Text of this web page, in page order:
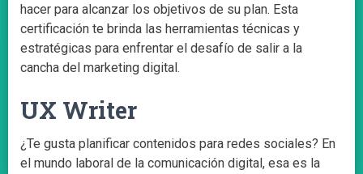
hacer para alcanzar los objetivos de su plan. Esta
certificación te brinda las herramientas técnicas y
estratégicas para enfrentar el desafío de salir a la
cancha del marketing digital.
UX Writer
¿Te gusta planificar contenidos para redes sociales? En
el mundo laboral de la comunicación digital, esa es la